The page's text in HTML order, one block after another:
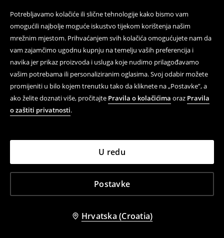
Potrebljavamo kolačiće ili slične tehnologije kako bismo vam
omogućili najbolje moguće iskustvo tijekom korištenja našim
mrežnim mjestom. Prihvaćanjem svih kolačića omogućujete nam da
vam zajamčimo ugodnu kupnju na temelju vaših preferencija i
navika jer prikaz proizvoda i usluga koje nudimo prilagođavamo
vašim potrebama ili personaliziranim oglasima. Svoj odabir možete
promijeniti u bilo kojem trenutku tako da kliknete na „Postavke”, a
ako želite doznati više, pročitajte Pravila o kolačićima oraz Pravila
o zaštiti privatnosti.
Postavke
U redu
Hrvatska (Croatia)